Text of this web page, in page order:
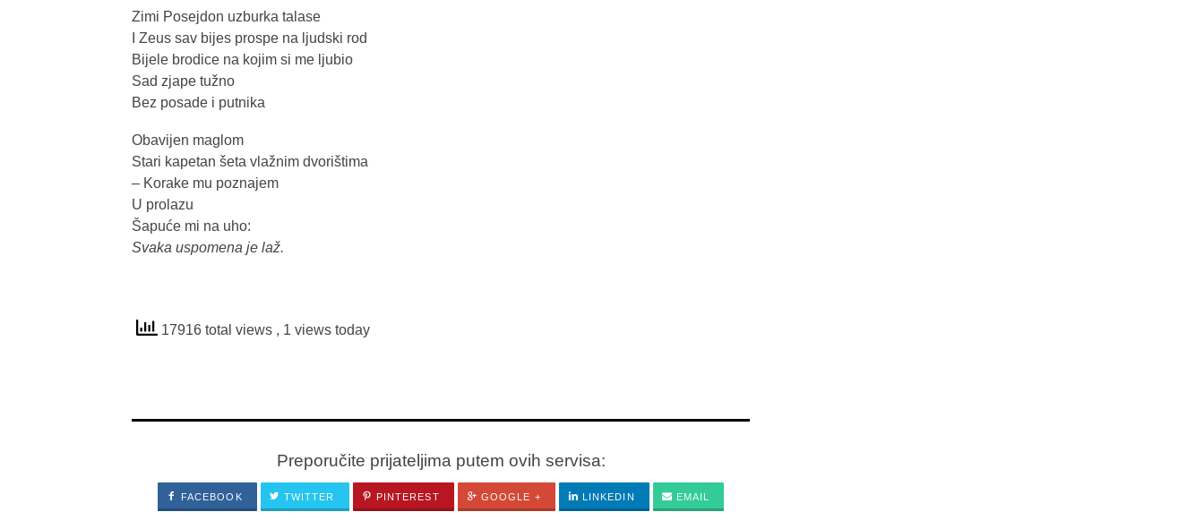
Zimi Posejdon uzburka talase
I Zeus sav bijes prospe na ljudski rod
Bijele brodice na kojim si me ljubio
Sad zjape tužno
Bez posade i putnika
Obavijen maglom
Stari kapetan šeta vlažnim dvorištima
– Korake mu poznajem
U prolazu
Šapuće mi na uho:
Svaka uspomena je laž.
17916 total views , 1 views today
Preporučite prijateljima putem ovih servisa:
FACEBOOK TWITTER PINTEREST GOOGLE + LINKEDIN EMAIL